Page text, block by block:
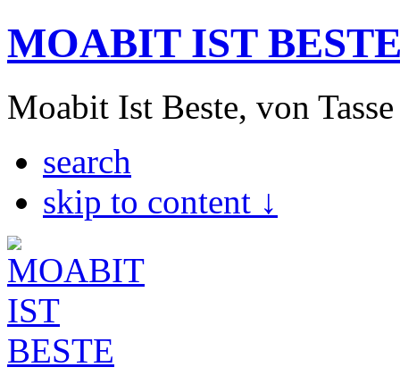
MOABIT IST
Moabit Ist Beste, von
search
skip to content ↓